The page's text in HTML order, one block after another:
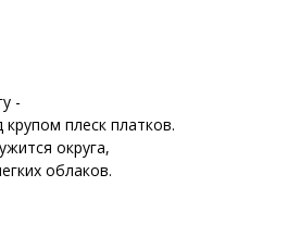
-
плеск платков.
округа,
облаков.